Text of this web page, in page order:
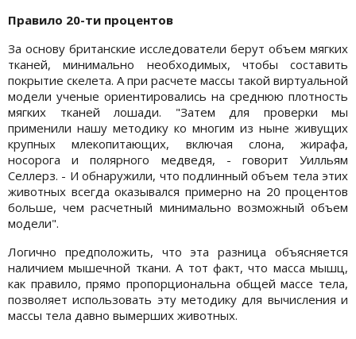
Правило 20-ти процентов
За основу британские исследователи берут объем мягких
тканей, минимально необходимых, чтобы составить
покрытие скелета. А при расчете массы такой виртуальной
модели ученые ориентировались на среднюю плотность
мягких тканей лошади. "Затем для проверки мы
применили нашу методику ко многим из ныне живущих
крупных млекопитающих, включая слона, жирафа,
носорога и полярного медведя, - говорит Уилльям
Селлерз. - И обнаружили, что подлинный объем тела этих
животных всегда оказывался примерно на 20 процентов
больше, чем расчетный минимально возможный объем
модели".
Логично предположить, что эта разница объясняется
наличием мышечной ткани. А тот факт, что масса мышц,
как правило, прямо пропорциональна общей массе тела,
позволяет использовать эту методику для вычисления и
массы тела давно вымерших животных.